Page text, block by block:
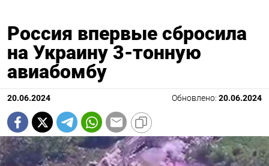
Россия впервые сбросила
на Украину 3-тонную
авиабомбу
20.06.2024 Обновлено: 20.06.2024